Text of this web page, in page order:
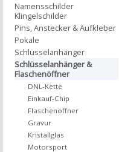
Namensschilder
Klingelschilder
Pins, Anstecker & Aufkleber
Pokale
Schlüsselanhänger
Schlüsselanhänger &
Flaschenöffner
DNL-Kette
Einkauf-Chip
Flaschenöffner
Gravur
Kristallglas
Motorsport